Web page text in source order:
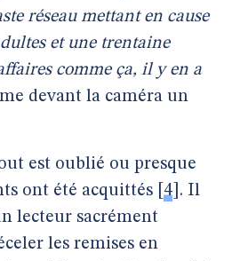
réseau mettant en cause
et une trentaine
comme ça, il y en a
devant la caméra un
est oublié ou presque
ont été acquittés 4 . Il
lecteur sacrément
les remises en